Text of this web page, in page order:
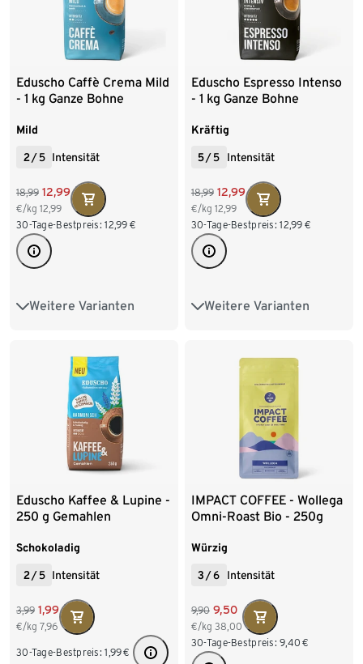
Eduscho Caffè Crema Mild
- 1 kg Ganze Bohne
Mild
2/ 5 Intensität
18,99 12,99
€/kg 12,99
30-Tage-Bestpreis: 12,99 €
Weitere Varianten
1 kg Ganze Bohne
Eduscho Espresso Intenso
- 1 kg Ganze Bohne
Kräftig
5/5 Intensität
18,99 12,99
€/kg 12,99
30-Tage-Bestpreis: 12,99 €
Weitere Varianten
1 kg Ganze Bohne
Eduscho Kaffee & Lupine -
250 g Gemahlen
Schokoladig
2 / 5 Intensität
3,99 1,99
€/kg 7,96
30-Tage-Bestpreis: 1,99€
IMPACT COFFEE - Wollega
Omni-Roast Bio - 250g
Würzig
3 /6 Intensität
9,90 9,50
€/kg 38,00
30-Tage-Bestpreis: 9,40 €